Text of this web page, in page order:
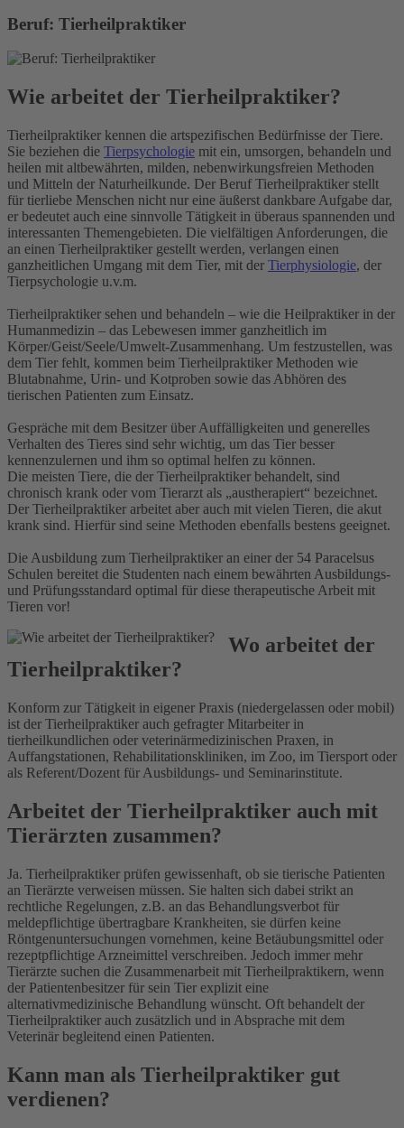
Beruf: Tierheilpraktiker
Wie arbeitet der Tierheilpraktiker?
Tierheilpraktiker kennen die artspezifischen Bedürfnisse der Tiere.
Sie beziehen die Tierpsychologie mit ein, umsorgen, behandeln und
heilen mit altbewährten, milden, nebenwirkungsfreien Methoden
und Mitteln der Naturheilkunde. Der Beruf Tierheilpraktiker stellt
für tierliebe Menschen nicht nur eine äußerst dankbare Aufgabe dar,
er bedeutet auch eine sinnvolle Tätigkeit in überaus spannenden und
interessanten Themengebieten. Die vielfältigen Anforderungen, die
an einen Tierheilpraktiker gestellt werden, verlangen einen
ganzheitlichen Umgang mit dem Tier, mit der Tierphysiologie, der
Tierpsychologie u.v.m.
Tierheilpraktiker sehen und behandeln – wie die Heilpraktiker in der
Humanmedizin – das Lebewesen immer ganzheitlich im
Körper/Geist/Seele/Umwelt-Zusammenhang. Um festzustellen, was
dem Tier fehlt, kommen beim Tierheilpraktiker Methoden wie
Blutabnahme, Urin- und Kotproben sowie das Abhören des
tierischen Patienten zum Einsatz.
Gespräche mit dem Besitzer über Auffälligkeiten und generelles
Verhalten des Tieres sind sehr wichtig, um das Tier besser
kennenzulernen und ihm so optimal helfen zu können.
Die meisten Tiere, die der Tierheilpraktiker behandelt, sind
chronisch krank oder vom Tierarzt als „austherapiert“ bezeichnet.
Der Tierheilpraktiker arbeitet aber auch mit vielen Tieren, die akut
krank sind. Hierfür sind seine Methoden ebenfalls bestens geeignet.
Die Ausbildung zum Tierheilpraktiker an einer der 54 Paracelsus
Schulen bereitet die Studenten nach einem bewährten Ausbildungs-
und Prüfungsstandard optimal für diese therapeutische Arbeit mit
Tieren vor!
Wo arbeitet der
Tierheilpraktiker?
Konform zur Tätigkeit in eigener Praxis (niedergelassen oder mobil)
ist der Tierheilpraktiker auch gefragter Mitarbeiter in
tierheilkundlichen oder veterinärmedizinischen Praxen, in
Auffangstationen, Rehabilitationskliniken, im Zoo, im Tiersport oder
als Referent/Dozent für Ausbildungs- und Seminarinstitute.
Arbeitet der Tierheilpraktiker auch mit
Tierärzten zusammen?
Ja. Tierheilpraktiker prüfen gewissenhaft, ob sie tierische Patienten
an Tierärzte verweisen müssen. Sie halten sich dabei strikt an
rechtliche Regelungen, z.B. an das Behandlungsverbot für
meldepflichtige übertragbare Krankheiten, sie dürfen keine
Röntgenuntersuchungen vornehmen, keine Betäubungsmittel oder
rezeptpflichtige Arzneimittel verschreiben. Jedoch immer mehr
Tierärzte suchen die Zusammenarbeit mit Tierheilpraktikern, wenn
der Patientenbesitzer für sein Tier explizit eine
alternativmedizinische Behandlung wünscht. Oft behandelt der
Tierheilpraktiker auch zusätzlich und in Absprache mit dem
Veterinär begleitend einen Patienten.
Kann man als Tierheilpraktiker gut
verdienen?